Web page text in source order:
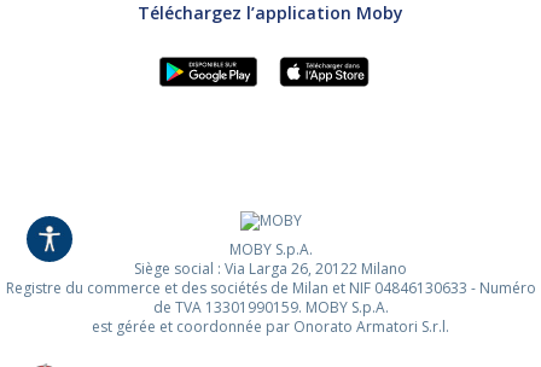
Téléchargez l’application Moby
MOBY S.p.A.
Siège social : Via Larga 26, 20122 Milano
Registre du commerce et des sociétés de Milan et NIF 04846130633 - Numéro
de TVA 13301990159. MOBY S.p.A.
est gérée et coordonnée par Onorato Armatori S.r.l.